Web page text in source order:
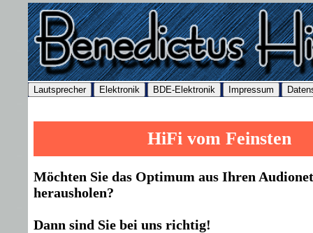
HiFi vom Feinsten
Möchten Sie das Optimum aus Ihren
herausholen?
Dann sind Sie bei uns richtig!